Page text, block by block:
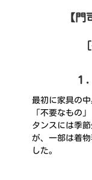
【門
１
最初に家具の
「不要なもの
タンスには季
が、一部は着
した。